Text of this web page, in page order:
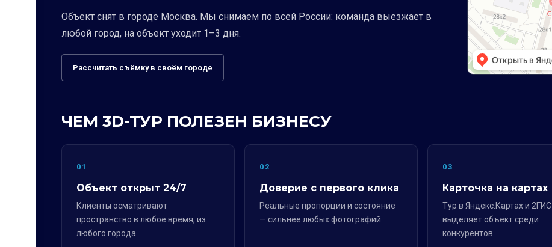
Объект снят в городе Москва. Мы снимаем по всей России: команда выезжает в
любой город, на объект уходит 1–3 дня.
Рассчитать съёмку в своём городе
ЧЕМ 3D-ТУР ПОЛЕЗЕН БИЗНЕСУ
01
Объект открыт 24/7
Клиенты осматривают
пространство в любое время, из
любого города.
02
Доверие с первого клика
Реальные пропорции и состояние
— сильнее любых фотографий.
03
Карточка на картах
Тур в Яндекс.Картах и 2ГИС
выделяет объект среди
конкурентов.